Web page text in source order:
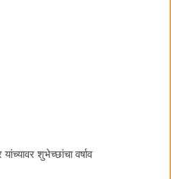
शुभेच्छांचा वर्षाव